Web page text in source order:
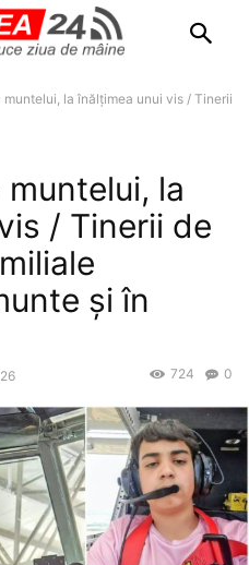
muntelui, la înălțimea unui vis / Tinerii
la
/ Tinerii de
și în
0
724